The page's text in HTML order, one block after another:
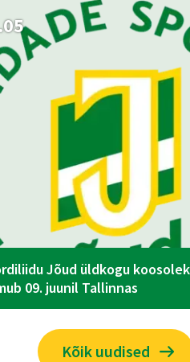
Jõud üldkogu koosolek
09. juunil Tallinnas
Kõik uudised